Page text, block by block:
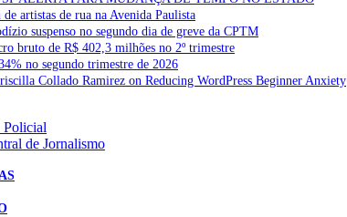
artistas de rua na Avenida Paulista
suspenso no segundo dia de greve da CPTM
bruto de R$ 402,3 milhões no 2º trimestre
no segundo trimestre de 2026
Collado Ramirez on Reducing WordPress Beginner Anxiety
de Jornalismo